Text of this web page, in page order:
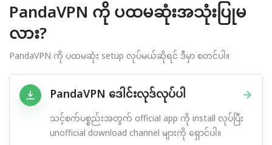
PandaVPN ကို ပထမဆုံးအသုံးပြုမ
လား?
PandaVPN ကို ပထမဆုံး setup လုပ်မယ်ဆိုရင် ဒီမှာ စတင်ပါ။
→
PandaVPN ဒေါင်းလုဒ်လုပ်ပါ
သင့်စက်ပစ္စည်းအတွက် official app ကို install လုပ်ပြီး
unofficial download channel များကို ရှောင်ပါ။